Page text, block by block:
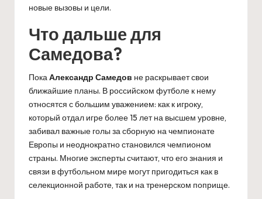
новые вызовы и цели.
Что дальше для
Самедова?
ПокаАлександр Самедов не раскрывает свои
ближайшие планы. В российском футболе к нему
относятся с большим уважением: как к игроку,
который отдал игре более 15 лет на высшем уровне,
забивал важные голы за сборную на чемпионате
Европы и неоднократно становился чемпионом
страны. Многие эксперты считают, что его знания и
связи в футбольном мире могут пригодиться как в
селекционной работе, так и на тренерском поприще.